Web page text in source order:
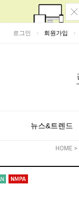
로그인 회원가입
뉴스&트렌드
HOME >